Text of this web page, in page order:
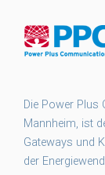
Die Power
Mannheim, ist
Gateways und
der